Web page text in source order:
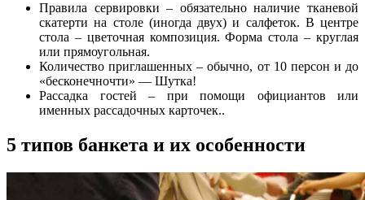
Правила сервировки – обязательно наличие тканевой
скатерти на столе (иногда двух) и салфеток. В центре
стола – цветочная композиция. Форма стола – круглая
или прямоугольная.
Количество приглашенных – обычно, от 10 персон и до
«бесконечночти» — Шутка!
Рассадка гостей – при помощи официантов или
именных рассадочных карточек..
5 типов банкета и их особенности